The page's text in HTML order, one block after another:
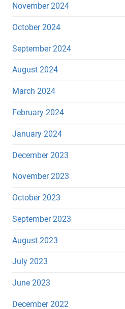
November 2024
October 2024
September 2024
August 2024
March 2024
February 2024
January 2024
December 2023
November 2023
October 2023
September 2023
August 2023
July 2023
June 2023
December 2022